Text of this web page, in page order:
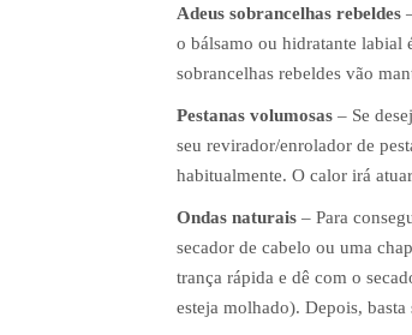
Adeus sobrancelhas rebeldes
o bálsamo ou hidratante labial
sobrancelhas rebeldes vão
Pestanas volumosas – Se
seu revirador/enrolador de
habitualmente. O calor irá
Ondas naturais – Para
secador de cabelo ou uma
trança rápida e dê com o
esteja molhado). Depois,